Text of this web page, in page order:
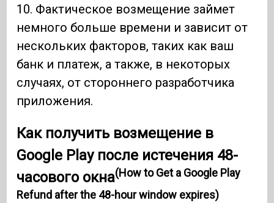
10. Фактическое возмещение займет
немного больше времени и зависит от
нескольких факторов, таких как ваш
банк и платеж, а также, в некоторых
случаях, от стороннего разработчика
приложения.
Как получить возмещение в
Google Play после истечения 48-
часового окна(How to Get a Google Play
Refund after the 48-hour window expires)